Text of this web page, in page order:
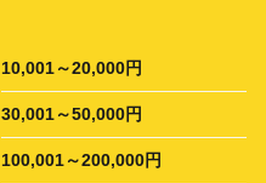
10,001～20,000円
30,001～50,000円
100,001～200,000円